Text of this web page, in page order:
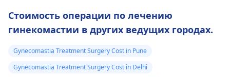
цвета лечение может
оказаться не очень
того, для людей с
темной кожей
меня частично
открываются
разрезы.
уменьшится, когда
курите марихуану,
правильному
заживлению тканей,
Стоимость операции по лечению
гинекомастии в других ведущих городах.
Gynecomastia Treatment Surgery Cost in Pune
Gynecomastia Treatment Surgery Cost in Delhi